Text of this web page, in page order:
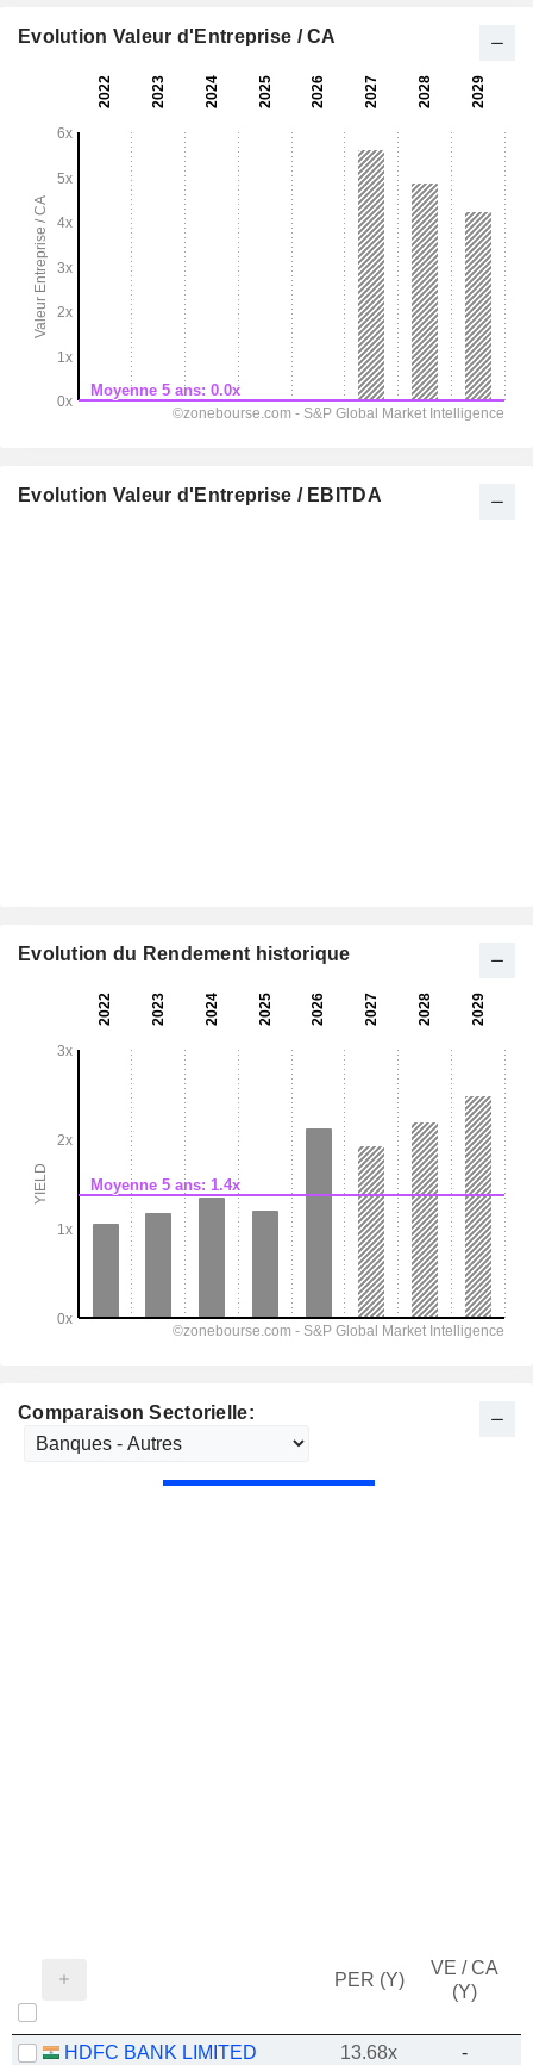
Comparaison Sectorielle:
PER (Y)
VE / CA
(Y)
HDFC BANK LIMITED 13.68x
-
Evolution Valeur d'Entreprise / CA
Evolution Valeur d'Entreprise / EBITDA
Evolution du Rendement historique